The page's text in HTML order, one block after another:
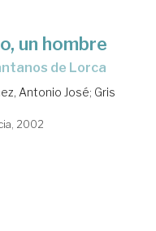
un hombre
de Lorca
Antonio José; Gris
2002